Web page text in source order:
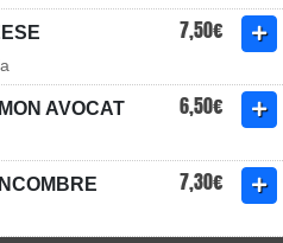
7,50€
AVOCAT 6,50€
7,30€